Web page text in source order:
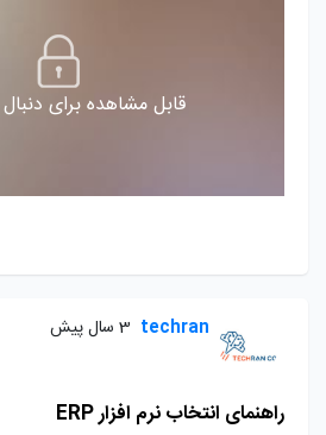
قابل مشاهده برای
techran 3 سال پیش
راهنمای انتخاب نرم افزار ERP